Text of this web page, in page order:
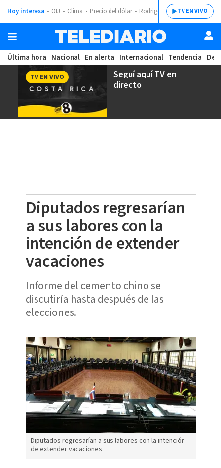
Hoy interesa OIJ Clima Precio del dólar Rodrigo ChavesTV EN VIVO
Última hora Nacional En alerta Internacional Tendencia
Seguí aquíTV en
directo
TV EN VIVO
Diputados regresarían
a sus labores con la
intención de extender
vacaciones
Informe del cemento chino se
discutiría hasta después de las
elecciones.
Diputados regresarían a sus labores con la intención
de extender vacaciones